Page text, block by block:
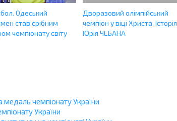
Одеський
став срібним
чемпіонату світу
Дворазовий олімпійський
чемпіон у віці Христа. Історія
Юрія ЧЕБАНА
чемпіонату України
України